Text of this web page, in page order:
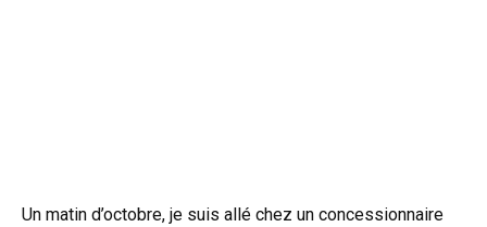
Un matin d’octobre, je suis allé chez un concessionnaire